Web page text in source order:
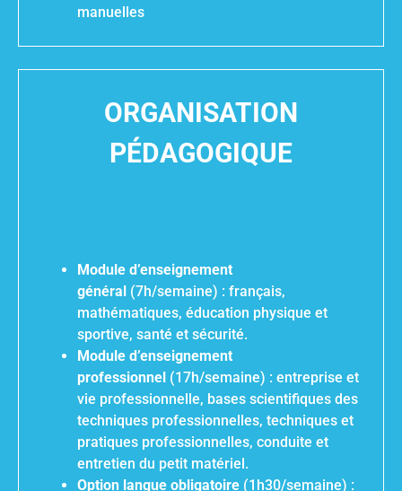
manuelles
ORGANISATION
PÉDAGOGIQUE
Module d’enseignement
général (7h/semaine) : français,
mathématiques, éducation physique et
sportive, santé et sécurité.
Module d’enseignement
professionnel (17h/semaine) : entreprise et
vie professionnelle, bases scientifiques des
techniques professionnelles, techniques et
pratiques professionnelles, conduite et
entretien du petit matériel.
Option langue obligatoire (1h30/semaine) :